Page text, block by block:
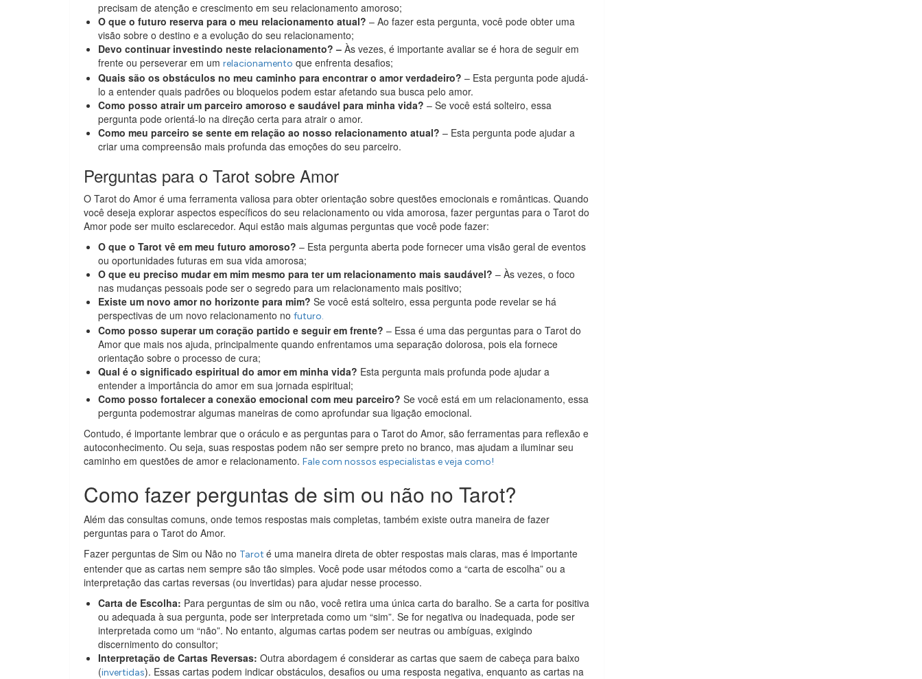
precisam de atenção e crescimento em seu relacionamento amoroso;
O que o futuro reserva para o meu relacionamento atual? – Ao fazer esta pergunta, você pode obter uma
visão sobre o destino e a evolução do seu relacionamento;
Devo continuar investindo neste relacionamento? – Às vezes, é importante avaliar se é hora de seguir em
frente ou perseverar em um relacionamento que enfrenta desafios;
Quais são os obstáculos no meu caminho para encontrar o amor verdadeiro? – Esta pergunta pode ajudá-
lo a entender quais padrões ou bloqueios podem estar afetando sua busca pelo amor.
Como posso atrair um parceiro amoroso e saudável para minha vida? – Se você está solteiro, essa
pergunta pode orientá-lo na direção certa para atrair o amor.
Como meu parceiro se sente em relação ao nosso relacionamento atual? – Esta pergunta pode ajudar a
criar uma compreensão mais profunda das emoções do seu parceiro.
Perguntas para o Tarot sobre Amor
O Tarot do Amor é uma ferramenta valiosa para obter orientação sobre questões emocionais e românticas. Quando
você deseja explorar aspectos específicos do seu relacionamento ou vida amorosa, fazer perguntas para o Tarot do
Amor pode ser muito esclarecedor. Aqui estão mais algumas perguntas que você pode fazer:
O que o Tarot vê em meu futuro amoroso? – Esta pergunta aberta pode fornecer uma visão geral de eventos
ou oportunidades futuras em sua vida amorosa;
O que eu preciso mudar em mim mesmo para ter um relacionamento mais saudável? – Às vezes, o foco
nas mudanças pessoais pode ser o segredo para um relacionamento mais positivo;
Existe um novo amor no horizonte para mim? Se você está solteiro, essa pergunta pode revelar se há
perspectivas de um novo relacionamento no futuro.
Como posso superar um coração partido e seguir em frente? – Essa é uma das perguntas para o Tarot do
Amor que mais nos ajuda, principalmente quando enfrentamos uma separação dolorosa, pois ela fornece
orientação sobre o processo de cura;
Qual é o significado espiritual do amor em minha vida? Esta pergunta mais profunda pode ajudar a
entender a importância do amor em sua jornada espiritual;
Como posso fortalecer a conexão emocional com meu parceiro? Se você está em um relacionamento, essa
pergunta podemostrar algumas maneiras de como aprofundar sua ligação emocional.
Contudo, é importante lembrar que o oráculo e as perguntas para o Tarot do Amor, são ferramentas para reflexão e
autoconhecimento. Ou seja, suas respostas podem não ser sempre preto no branco, mas ajudam a iluminar seu
caminho em questões de amor e relacionamento. Fale com nossos especialistas e veja como!
Como fazer perguntas de sim ou não no Tarot?
Além das consultas comuns, onde temos respostas mais completas, também existe outra maneira de fazer
perguntas para o Tarot do Amor.
Fazer perguntas de Sim ou Não no Tarot é uma maneira direta de obter respostas mais claras, mas é importante
entender que as cartas nem sempre são tão simples. Você pode usar métodos como a “carta de escolha” ou a
interpretação das cartas reversas (ou invertidas) para ajudar nesse processo.
Carta de Escolha: Para perguntas de sim ou não, você retira uma única carta do baralho. Se a carta for positiva
ou adequada à sua pergunta, pode ser interpretada como um “sim”. Se for negativa ou inadequada, pode ser
interpretada como um “não”. No entanto, algumas cartas podem ser neutras ou ambíguas, exigindo
discernimento do consultor;
Interpretação de Cartas Reversas: Outra abordagem é considerar as cartas que saem de cabeça para baixo
(invertidas). Essas cartas podem indicar obstáculos, desafios ou uma resposta negativa, enquanto as cartas na